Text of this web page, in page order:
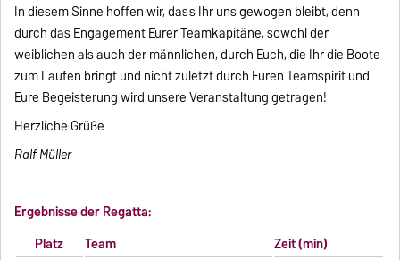
In diesem Sinne hoffen wir, dass Ihr uns gewogen bleibt, denn
durch das Engagement Eurer Teamkapitäne, sowohl der
weiblichen als auch der männlichen, durch Euch, die Ihr die Boote
zum Laufen bringt und nicht zuletzt durch Euren Teamspirit und
Eure Begeisterung wird unsere Veranstaltung getragen!
Herzliche Grüße
Ralf Müller
Ergebnisse der Regatta:
Platz
Team
Zeit (min)